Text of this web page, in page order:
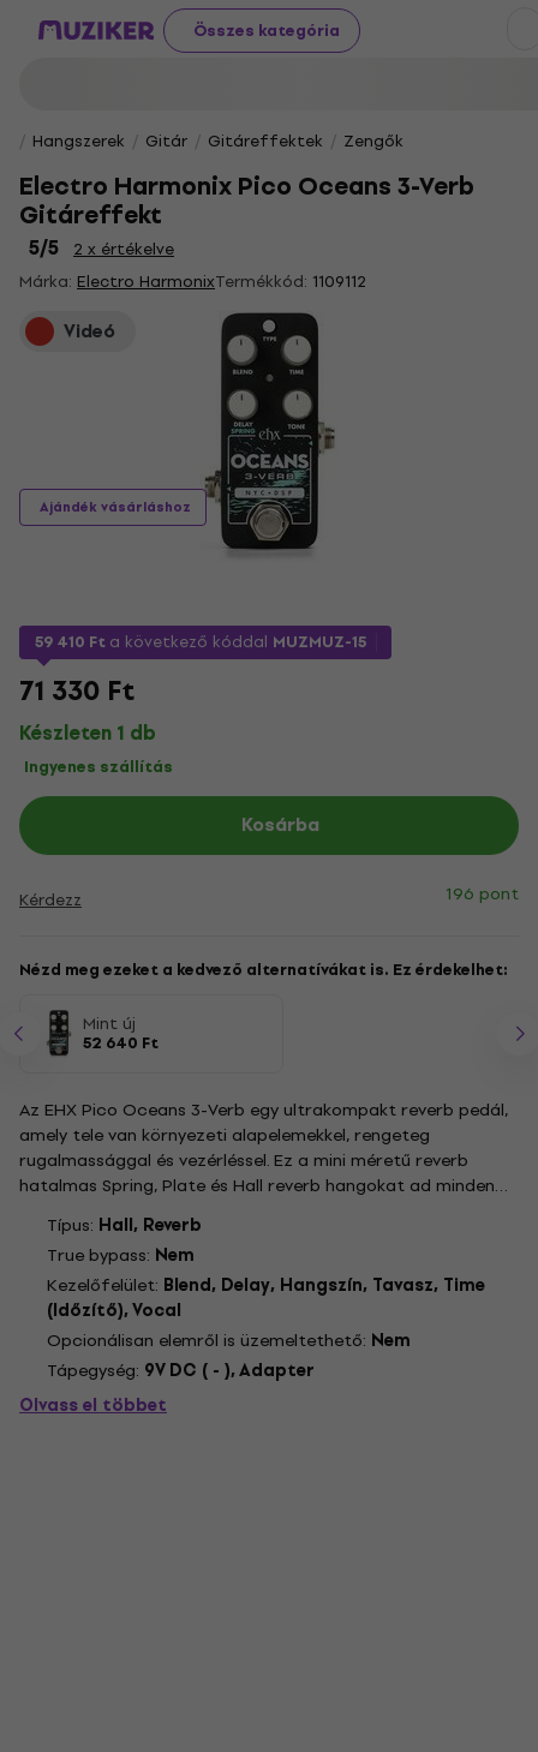
Összes kategória
Hangszerek Gitár Gitáreffektek Zengők
Electro Harmonix Pico Oceans 3-Verb
Gitáreffekt
5/5
2 x értékelve
Márka: Electro HarmonixTermékkód: 1109112
Videó
Ajándék vásárláshoz
59 410 Fta következő kóddal MUZMUZ-15
71 330 Ft
Készleten 1 db
Ingyenes szállítás
Kosárba
Kérdezz 196 pont
Nézd meg ezeket a kedvező alternatívákat is. Ez érdekelhet:
Mint új
52 640 Ft
Az EHX Pico Oceans 3-Verb egy ultrakompakt reverb pedál,
amely tele van környezeti alapelemekkel, rengeteg
rugalmassággal és vezérléssel. Ez a mini méretű reverb
hatalmas Spring, Plate és Hall reverb hangokat ad minden
pedáldeszkához, miközben minimális helyet foglal el. Az
állítható csillapítási idő, az előkésleltetési / tavaszi hossza
és a...
Típus: Hall, Reverb
True bypass: Nem
Kezelőfelület: Blend, Delay, Hangszín, Tavasz, Time
(Időzítő), Vocal
Opcionálisan elemről is üzemeltethető: Nem
Tápegység: 9V DC ( - ), Adapter
Olvass el többet